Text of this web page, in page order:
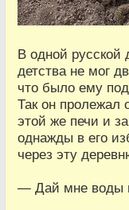
В одной русской
детства не мог
что было ему
Так он пролежал
этой же печи и
однажды в его
через эту
— Дай мне воды